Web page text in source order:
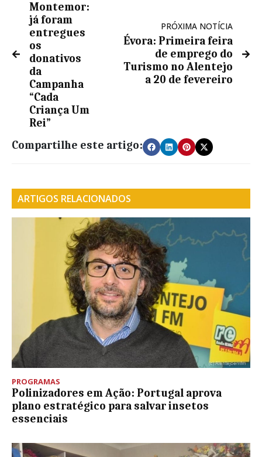
Montemor:
já foram
entregues
os
donativos
da
Campanha
“Cada
Criança Um
Rei”
PRÓXIMA NOTÍCIA
Évora: Primeira feira
de emprego do
Turismo no Alentejo
a 20 de fevereiro
Compartilhe este artigo:
ARTIGOS RELACIONADOS
PROGRAMAS
Polinizadores em Ação: Portugal aprova
plano estratégico para salvar insetos
essenciais